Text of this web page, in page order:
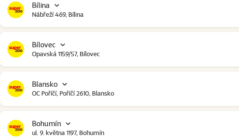
Bílina
Nábřeží 469, Bílina
Bílovec
Opavská 1159/57, Bílovec
Blansko
OC Poříčí, Poříčí 2610, Blansko
Bohumín
ul. 9. května 1197, Bohumín